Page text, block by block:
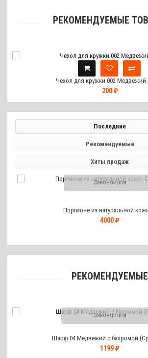
РЕКОМЕНДУЕМЫЕ
Чехол для кружки 002 Медвежий
200 ₽
Последние
Рекомендуемые
Хиты продаж
Закончился
Портмоне из натуральной
4000 ₽
РЕКОМЕНДУЕМЫЕ
Закончился
Шарф 04 Медвежий с бахромой
1199 ₽